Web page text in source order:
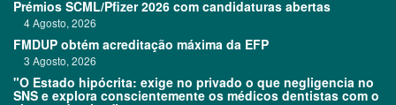
Prémios SCML/Pfizer 2026 com candidaturas abertas
4 Agosto, 2026
FMDUP obtém acreditação máxima da EFP
3 Agosto, 2026
"O Estado hipócrita: exige no privado o que negligencia no
SNS e explora conscientemente os médicos dentistas com o